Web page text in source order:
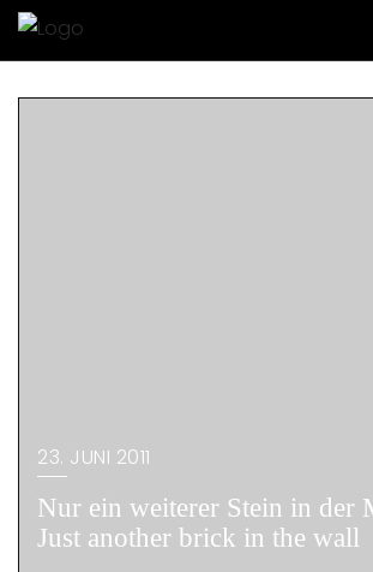
23. JUNI 2011
Nur ein weiterer Stein in der
Just another brick in the wall